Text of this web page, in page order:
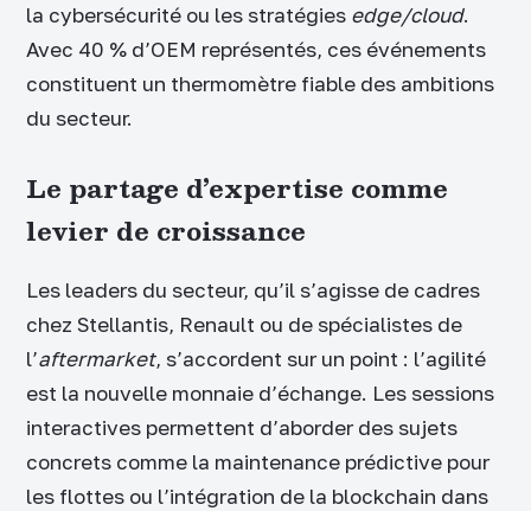
la cybersécurité ou les stratégies edge/cloud.
Avec 40 % d’OEM représentés, ces événements
constituent un thermomètre fiable des ambitions
du secteur.
Le partage d’expertise comme
levier de croissance
Les leaders du secteur, qu’il s’agisse de cadres
chez Stellantis, Renault ou de spécialistes de
l’aftermarket, s’accordent sur un point : l’agilité
est la nouvelle monnaie d’échange. Les sessions
interactives permettent d’aborder des sujets
concrets comme la maintenance prédictive pour
les flottes ou l’intégration de la blockchain dans